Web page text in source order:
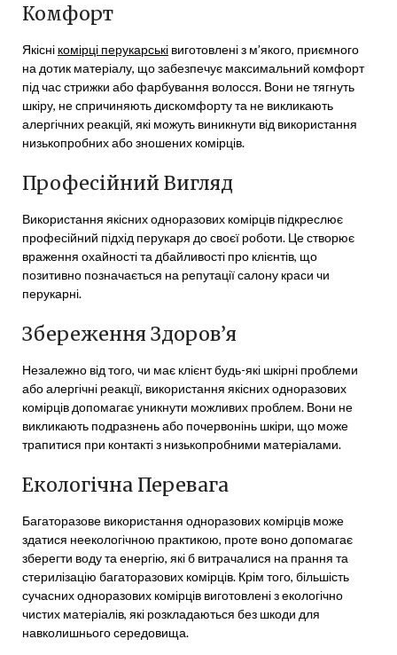
Комфорт
Якісні комірці перукарські виготовлені з м’якого, приємного
на дотик матеріалу, що забезпечує максимальний комфорт
під час стрижки або фарбування волосся. Вони не тягнуть
шкіру, не спричиняють дискомфорту та не викликають
алергічних реакцій, які можуть виникнути від використання
низькопробних або зношених комірців.
Професійний Вигляд
Використання якісних одноразових комірців підкреслює
професійний підхід перукаря до своєї роботи. Це створює
враження охайності та дбайливості про клієнтів, що
позитивно позначається на репутації салону краси чи
перукарні.
Збереження Здоров’я
Незалежно від того, чи має клієнт будь-які шкірні проблеми
або алергічні реакції, використання якісних одноразових
комірців допомагає уникнути можливих проблем. Вони не
викликають подразнень або почервонінь шкіри, що може
трапитися при контакті з низькопробними матеріалами.
Екологічна Перевага
Багаторазове використання одноразових комірців може
здатися неекологічною практикою, проте воно допомагає
зберегти воду та енергію, які б витрачалися на прання та
стерилізацію багаторазових комірців. Крім того, більшість
сучасних одноразових комірців виготовлені з екологічно
чистих матеріалів, які розкладаються без шкоди для
навколишнього середовища.